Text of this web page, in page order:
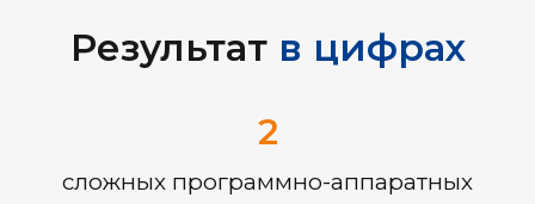
Результатв цифрах
2
сложных программно-аппаратных